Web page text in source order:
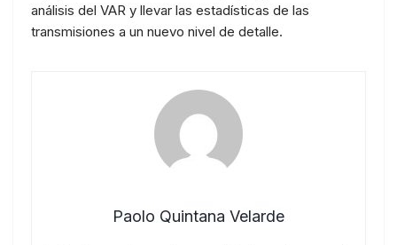
análisis del VAR y llevar las estadísticas de las
transmisiones a un nuevo nivel de detalle.
Paolo Quintana Velarde